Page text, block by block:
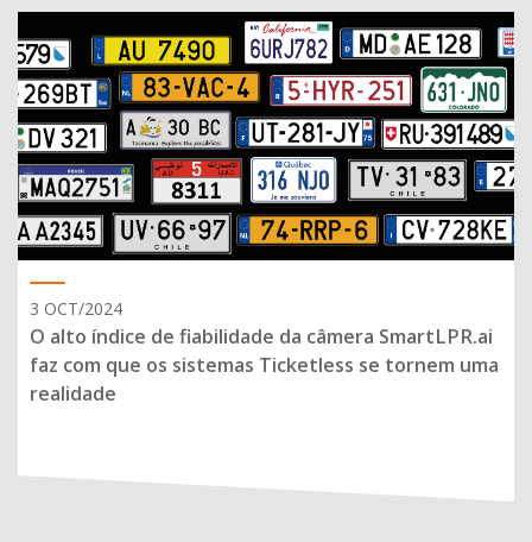
3 OCT/2024
O alto índice de fiabilidade da câmera SmartLPR.ai
faz com que os sistemas Ticketless se tornem uma
realidade